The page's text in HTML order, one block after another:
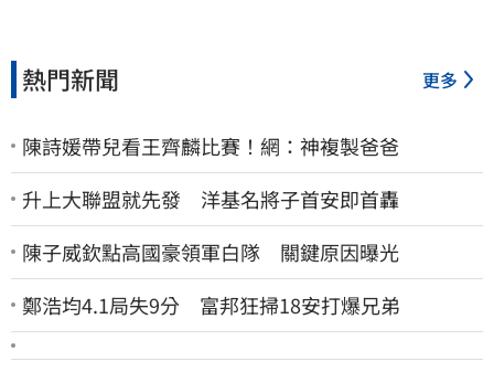
熱門新聞 更多
陳詩媛帶兒看王齊麟比賽！網：神複製爸爸
升上大聯盟就先發 洋基名將子首安即首轟
陳子威欽點高國豪領軍白隊 關鍵原因曝光
鄭浩均4.1局失9分 富邦狂掃18安打爆兄弟